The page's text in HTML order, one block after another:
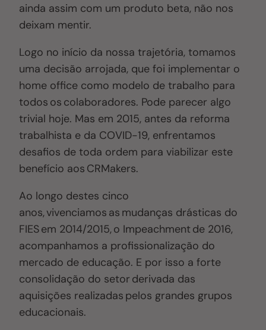
ainda assim com um produto beta, não nos
deixam mentir.
Logo no início da nossa trajetória, tomamos
uma decisão arrojada, que foi implementar o
home office como modelo de trabalho para
todos os colaboradores. Pode parecer algo
trivial hoje. Mas em 2015, antes da reforma
trabalhista e da COVID-19, enfrentamos
desafios de toda ordem para viabilizar este
benefício aos CRMakers.
Ao longo destes cinco
anos, vivenciamos as mudanças drásticas do
FIES em 2014/2015, o Impeachment de 2016,
acompanhamos a profissionalização do
mercado de educação. E por isso a forte
consolidação do setor derivada das
aquisições realizadas pelos grandes grupos
educacionais.